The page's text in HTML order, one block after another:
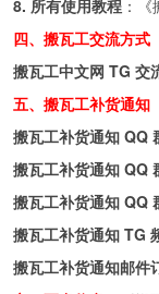
8. 所有使用教程 ：《
四、搬瓦工交流方式
搬瓦工中文网 TG 交
五、搬瓦工补货通知
搬瓦工补货通知 QQ
搬瓦工补货通知 QQ
搬瓦工补货通知 QQ
搬瓦工补货通知 TG
搬瓦工补货通知邮件